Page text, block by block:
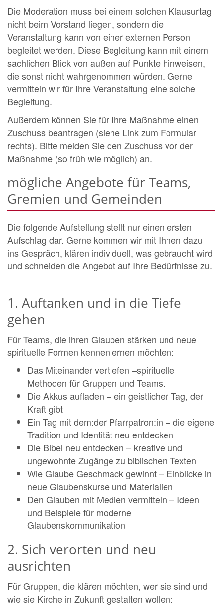
Die Moderation muss bei einem solchen Klausurtag
nicht beim Vorstand liegen, sondern die
Veranstaltung kann von einer externen Person
begleitet werden. Diese Begleitung kann mit einem
sachlichen Blick von außen auf Punkte hinweisen,
die sonst nicht wahrgenommen würden. Gerne
vermitteln wir für Ihre Veranstaltung eine solche
Begleitung.
Außerdem können Sie für Ihre Maßnahme einen
Zuschuss beantragen (siehe Link zum Formular
rechts). Bitte melden Sie den Zuschuss vor der
Maßnahme (so früh wie möglich) an.
mögliche Angebote für Teams,
Gremien und Gemeinden
Die folgende Aufstellung stellt nur einen ersten
Aufschlag dar. Gerne kommen wir mit Ihnen dazu
ins Gespräch, klären individuell, was gebraucht wird
und schneiden die Angebot auf Ihre Bedürfnisse zu.
1. Auftanken und in die Tiefe
gehen
Für Teams, die ihren Glauben stärken und neue
spirituelle Formen kennenlernen möchten:
Das Miteinander vertiefen –spirituelle
Methoden für Gruppen und Teams.
Die Akkus aufladen – ein geistlicher Tag, der
Kraft gibt
Ein Tag mit dem:der Pfarrpatron:in – die eigene
Tradition und Identität neu entdecken
Die Bibel neu entdecken – kreative und
ungewohnte Zugänge zu biblischen Texten
Wie Glaube Geschmack gewinnt – Einblicke in
neue Glaubenskurse und Materialien
Den Glauben mit Medien vermitteln – Ideen
und Beispiele für moderne
Glaubenskommunikation
2. Sich verorten und neu
ausrichten
Für Gruppen, die klären möchten, wer sie sind und
wie sie Kirche in Zukunft gestalten wollen: